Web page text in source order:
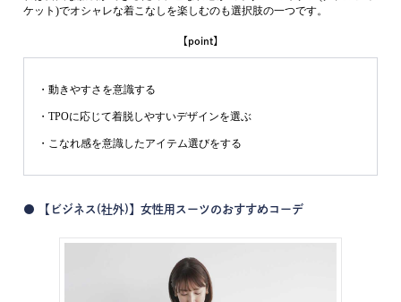
ケット)でオシャレな着こなしを楽しむのも選択肢の一つです。
【point】
・動きやすさを意識する
・TPOに応じて着脱しやすいデザインを選ぶ
・こなれ感を意識したアイテム選びをする
● 【ビジネス(社外)】女性用スーツのおすすめコーデ